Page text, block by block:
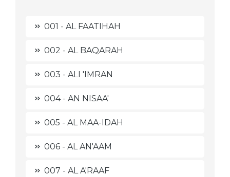
001 - AL FAATIHAH
002 - AL BAQARAH
003 - ALI 'IMRAN
004 - AN NISAA'
005 - AL MAA-IDAH
006 - AL AN'AAM
007 - AL A'RAAF